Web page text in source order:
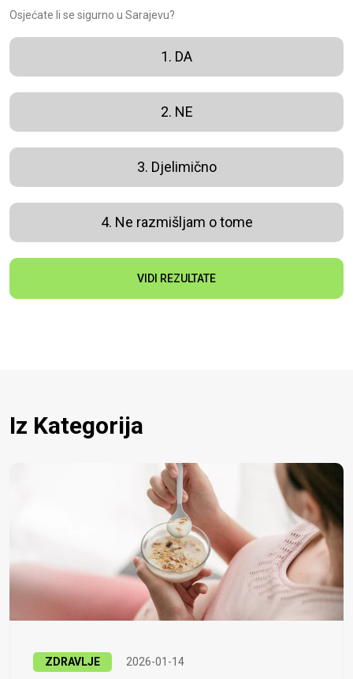
Osjećate li se sigurno u Sarajevu?
1. DA
2. NE
3. Djelimično
4. Ne razmišljam o tome
VIDI REZULTATE
Iz Kategorija
ZDRAVLJE 2026-01-14